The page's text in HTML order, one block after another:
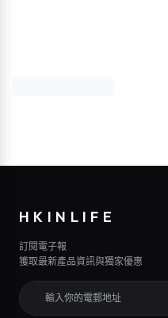
HKINLIFE
訂閱電子報
獲取最新產品資訊與獨家優惠